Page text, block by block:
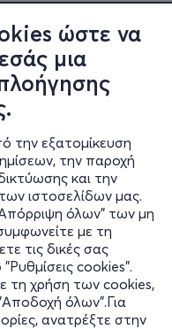
ώστε να
μια
την εξατομίκευση
την παροχή
και την
ιστοσελίδων μας.
όλων" των μη
με τη
τις δικές σας
cookies".
τη χρήση των cookies,
όλων".Για
ανατρέξτε στην